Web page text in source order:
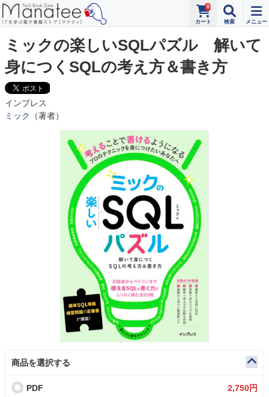
0
ミックの楽しいSQLパズル 解いて
身につくSQLの考え方＆書き方
インプレス
ミック
（著者）
商品を選択する
PDF 2,750円